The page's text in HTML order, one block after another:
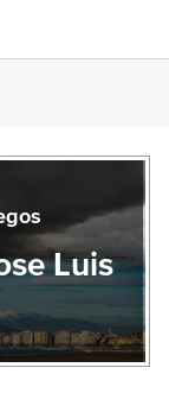
Luis